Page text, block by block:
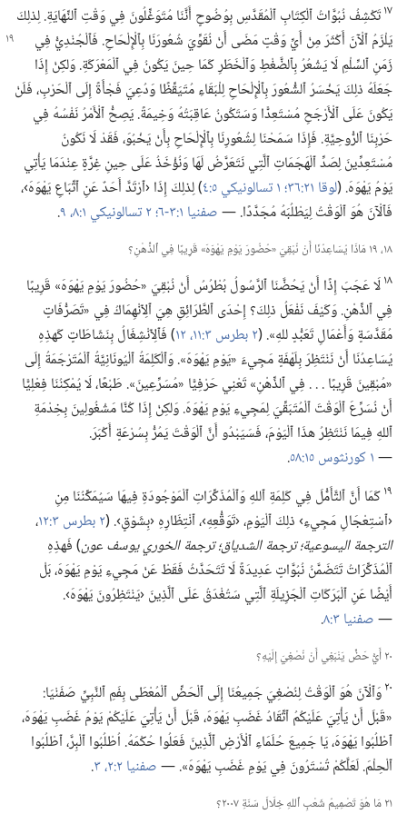
١٧تَكْشِفُ نُبُوَّاتُ ٱلْكِتَابِ ٱلْمُقَدَّسِ بِوُضُوحٍ أَنَّنَا مُتَوَغِّلُونَ فِي وَقْتِ ٱلنِّهَايَةِ.‏ لِذلِكَ
يَلْزَمُ ٱلْآنَ أَكْثَرَ مِنْ أَيِّ وَقْتٍ مَضَى أَنْ نُقَوِّيَ شُعُورَنَا بِٱلْإِلْحَاحِ.‏ فَٱلْجُنْدِيُّ فِي
زَمَنِ ٱلسِّلْمِ لَا يَشْعُرُ بِٱلضَّغْطِ وَٱلْخَطَرِ كَمَا حِينَ يَكُونُ فِي ٱلْمَعْرَكَةِ.‏ وَلكِنْ إِذَا
جَعَلَهُ ذلِكَ يَخْسَرُ ٱلشُّعُورَ بِٱلْإِلْحَاحِ لِلْبَقَاءِ مُتَيَقِّظًا وَدُعِيَ فَجْأَةً إِلَى ٱلْحَرْبِ،‏ فَلَنْ
يَكُونَ عَلَى ٱلْأَرْجَحِ مُسْتَعِدًّا وَسَتَكُونُ عَاقِبَتُهُ وَخِيمَةً.‏ يَصِحُّ ٱلْأَمْرُ نَفْسُهُ فِي
حَرْبِنَا ٱلرُّوحِيَّةِ.‏ فَإِذَا سَمَحْنَا لِشُعُورِنَا بِٱلْإِلْحَاحِ بِأَنْ يَخْبُوَ،‏ فَقَدْ لَا نَكُونُ
مُسْتَعِدِّينَ لِصَدِّ ٱلْهَجَمَاتِ ٱلَّتِي نَتَعَرَّضُ لَهَا وَنُؤْخَذُ عَلَى حِينِ غِرَّةٍ عِنْدَمَا يَأْتِي
يَوْمُ يَهْوَهَ.‏ (‏لوقا ٢١:‏٣٦؛‏
‏)‏ لِذلِكَ إِذَا ‹ٱرْتَدَّ أَحَدٌ عَنِ ٱتِّبَاعِ يَهْوَهَ›،‏
فَٱلْآنَ هُوَ ٱلْوَقْتُ لِيَطْلُبَهُ مُجَدَّدًا.‏ —‏صفنيا ١:‏٣-‏٦؛‏ ‏.‏
١٨،‏ ١٩ مَاذَا يُسَاعِدُنَا أَنْ نُبْقِيَ «حُضُورَ يَوْمِ يَهْوَهَ» قَرِيبًا فِي ٱلذِّهْنِ؟‏
١٨لَا عَجَبَ إِذًا أَنْ يَحُضَّنَا ٱلرَّسُولُ بُطْرُسُ أَنْ نُبْقِيَ «حُضُورَ يَوْمِ يَهْوَهَ» قَرِيبًا
فِي ٱلذِّهْنِ.‏ وَكَيْفَ نَفْعَلُ ذلِكَ؟‏ إِحْدَى ٱلطَّرَائِقِ هِيَ ٱلِٱنْهِمَاكُ فِي «تَصَرُّفَاتٍ
مُقَدَّسَةٍ وَأَعْمَالِ تَعَبُّدٍ للهِ».‏ (‏٢ بطرس ٣:‏١١،‏ ١٢
‏)‏ فَٱلِٱنْشِغَالُ بِنَشَاطَاتٍ كَهذِهِ
يُسَاعِدُنَا أَنْ نَنْتَظِرَ بِلَهْفَةٍ مَجِيءَ «يَوْمِ يَهْوَهَ».‏ وَٱلْكَلِمَةُ ٱلْيُونَانِيَّةُ ٱلْمُتَرْجَمَةُ إِلَى
«مُبْقِينَ قَرِيبًا .‏ .‏ .‏ فِي ٱلذِّهْنِ» تَعْنِي حَرْفِيًّا «مُسَرِّعِينَ».‏ طَبْعًا،‏ لَا يُمْكِنُنَا فِعْلِيًّا
أَنْ نُسَرِّعَ ٱلْوَقْتَ ٱلْمُتَبَقِّيَ لِمَجِيءِ يَوْمِ يَهْوَهَ.‏ وَلكِنْ إِذَا كُنَّا مَشْغُولِينَ بِخِدْمَةِ
ٱللهِ فِيمَا نَنْتَظِرُ هذَا ٱلْيَوْمَ،‏ فَسَيَبْدُو أَنَّ ٱلْوَقْتَ يَمُرُّ بِسُرْعَةٍ أَكْبَرَ.‏
—‏١ كورنثوس ١٥:‏٥٨ ‏.‏
١٩كَمَا أَنَّ ٱلتَّأَمُّلَ فِي كَلِمَةِ ٱللهِ وَٱلْمُذَكِّرَاتِ ٱلْمَوْجُودَةِ فِيهَا سَيُمَكِّنُنَا مِنِ
‹ٱسْتِعْجَالِ مَجِيءِ› ذلِكَ ٱلْيَوْمِ،‏ ‹تَوَقُّعِهِ›،‏ ٱنْتِظَارِهِ ‹بِشَوْقٍ›.‏ (‏٢ بطرس ٣:‏١٢
‏،‏
الترجمة اليسوعية؛‏ ترجمة الشدياق؛‏ ترجمة الخوري يوسف عون‏)‏ فَهذِهِ
ٱلْمُذَكِّرَاتُ تَتَضَمَّنُ نُبُوَّاتٍ عَدِيدَةً لَا تَتَحَدَّثُ فَقَطْ عَنْ مَجِيءِ يَوْمِ يَهْوَهَ،‏ بَلْ
أَيْضًا عَنِ ٱلْبَرَكَاتِ ٱلْجَزِيلَةِ ٱلَّتِي سَتُغْدَقُ عَلَى ٱلَّذِينَ ‹يَنْتَظِرُونَ يَهْوَهَ›.‏
—‏صفنيا ٣:‏٨ ‏.‏
٢٠ أَيُّ حَضٍّ يَنْبَغِي أَنْ نُصْغِيَ إِلَيْهِ؟‏
٢٠وَٱلْآنَ هُوَ ٱلْوَقْتُ لِنُصْغِيَ جَمِيعُنَا إِلَى ٱلْحَضِّ ٱلْمُعْطَى بِفَمِ ٱلنَّبِيِّ صَفَنْيَا:‏
«قَبْلَ أَنْ يَأْتِيَ عَلَيْكُمُ ٱتِّقَادُ غَضَبِ يَهْوَهَ،‏ قَبْلَ أَنْ يَأْتِيَ عَلَيْكُمْ يَوْمُ غَضَبِ يَهْوَهَ،‏
ٱطْلُبُوا يَهْوَهَ،‏ يَا جَمِيعَ حُلَمَاءِ ٱلْأَرْضِ ٱلَّذِينَ فَعَلُوا حُكْمَهُ.‏ اُطْلُبُوا ٱلْبِرَّ،‏ ٱطْلُبُوا
ٱلْحِلْمَ.‏ لَعَلَّكُمْ تُسْتَرُونَ فِي يَوْمِ غَضَبِ يَهْوَهَ».‏ —‏صفنيا ٢:‏٢،‏ ٣ ‏.‏
٢١ مَا هُوَ تَصْمِيمُ شَعْبِ ٱللهِ خِلَالَ سَنَةِ ٢٠٠٧؟‏